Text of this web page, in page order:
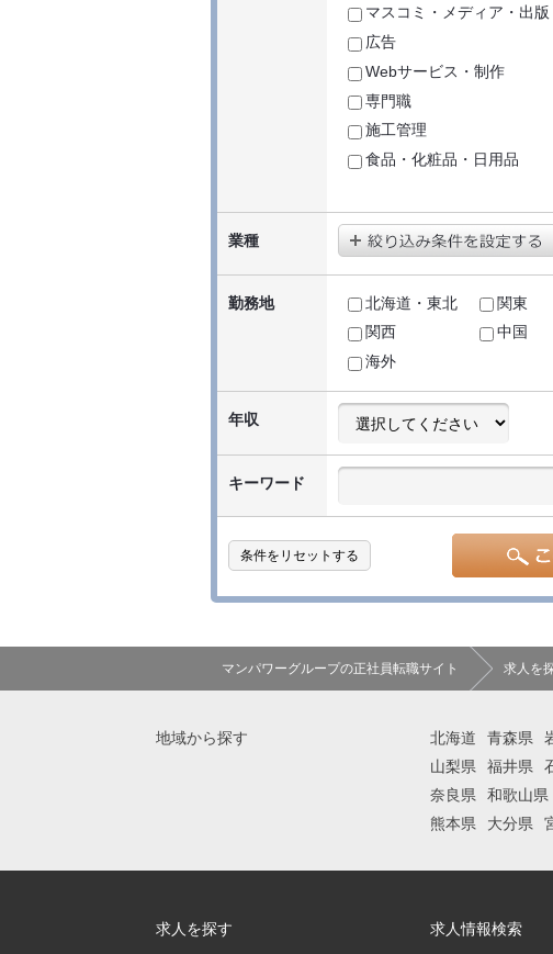
マスコミ・メディア・出版
広告
Webサービス・制作
専門職
施工管理
食品・化粧品・日用品
業種
勤務地 北海道・東北 関東
関西
中国
海外
年収
キーワード
条件をリセットする
マンパワーグループの正社員転職サイト 求人を
地域から探す 北海道 青森県
山梨県
福井県
奈良県
和歌山県
熊本県
大分県
求人を探す 求人情報検索